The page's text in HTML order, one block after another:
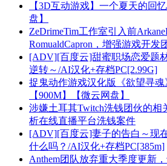
【3D互动游戏】一个夏天的回
盘】
ZeDrimeTim工作室引入前
RomualdCapron，增强游戏开发
[ADV][百度云]甜蜜职场恋爱题
逆转～/AI汉化+存档PC[2.99G]
捉鬼动作游戏汉化版《欲望寻
【900M】【微云网盘】
涉嫌土耳其Twitch洗钱团伙的
析在线直播平台洗钱案件
[ADV][百度云]妻子的告白～现
什么吗？/AI汉化+存档PC[385m]
Anthem团队放弃重大季度更新